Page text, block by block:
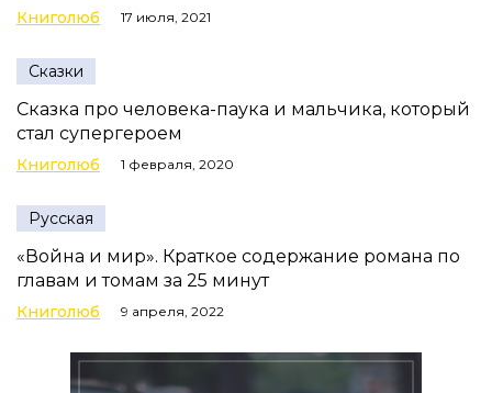
Книголюб 17 июля, 2021
Сказки
Сказка про человека-паука и мальчика, который
стал супергероем
Книголюб 1 февраля, 2020
Русская
«Война и мир». Краткое содержание романа по
главам и томам за 25 минут
Книголюб 9 апреля, 2022